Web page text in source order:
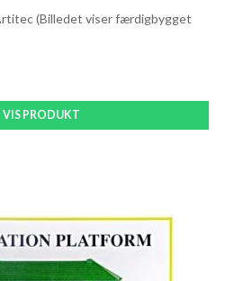
(Billedet viser færdigbygget
VIS PRODUKT